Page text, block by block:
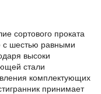
сортового проката
с шестью равными
высоки
стали
комплектующих
принимает